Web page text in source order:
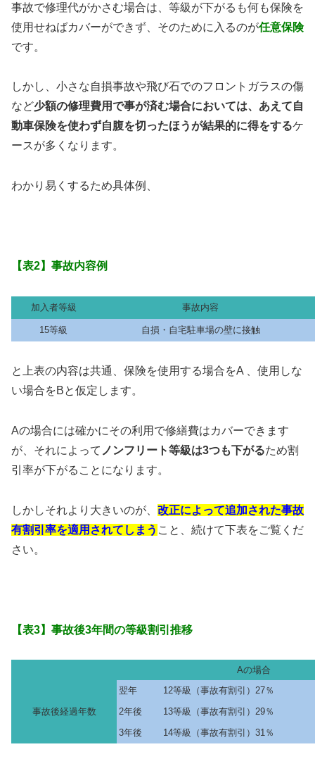
事故で修理代がかさむ場合は、等級が下がるも何も保険を
使用せねばカバーができず、そのために入るのが任意保険
です。
しかし、小さな自損事故や飛び石でのフロントガラスの傷
など少額の修理費用で事が済む場合においては、あえて自
動車保険を使わず自腹を切ったほうが結果的に得をするケ
ースが多くなります。
わかり易くするため具体例、
【表2】事故内容例
加入者等級 事故内容
15等級 自損・自宅駐車場の壁に接触
と上表の内容は共通、保険を使用する場合をA 、使用しな
い場合をBと仮定します。
Aの場合には確かにその利用で修繕費はカバーできます
が、それによって ノンフリート等級は3つも下がるため割
引率が下がることになります。
しかしそれより大きいのが、 改正によって追加された事故
有割引率を適用されてしまう こと、続けて下表をご覧くだ
さい。
【表3】事故後3年間の等級割引推移
Aの場合
事故後経過年数
翌年
12等級（事故有割引）27％
2年後
13等級（事故有割引）29％
3年後
14等級（事故有割引）31％